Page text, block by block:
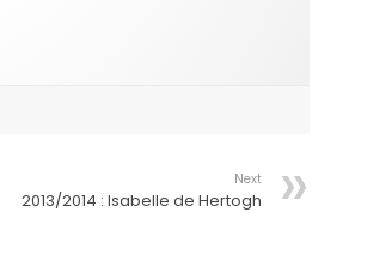
Next
2013/2014 : Isabelle de Hertogh